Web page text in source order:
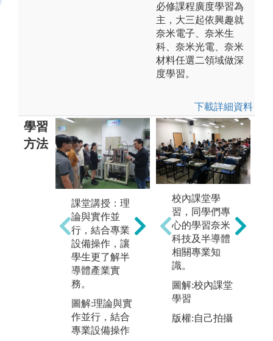
必修課程廣度學習為
主，大三起依興趣就
奈米電子、奈米生
科、奈米光電、奈米
材料任選二領域做深
度學習。
下載詳細資料
學習
方法
課堂講授：理
論與實作並
行，結合專業
設備操作，讓
學生更了解半
導體產業實
務。
圖解:理論與實
作並行，結合
專業設備操作
實驗教學：透
過整合型實驗
設備及豐富之
課程內容，強
化學生專業實
務訓練。
圖解:整合型實
驗設備,強化學
生專業實務訓
校內課堂學
習，同學們專
心的學習奈米
科技及半導體
相關專業知
識。
圖解:校內課堂
學習
版權:自己拍攝